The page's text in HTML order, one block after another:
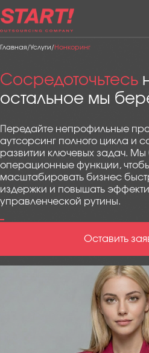
Главная/Услуги/Нонкоринг
Сосредоточьтесь
остальное мы
Передайте непрофильные
аутсорсинг полного цикла и
развитии ключевых задач.
операционные функции,
масштабировать бизнес
издержки и повышать
управленческой рутины.
Оставить